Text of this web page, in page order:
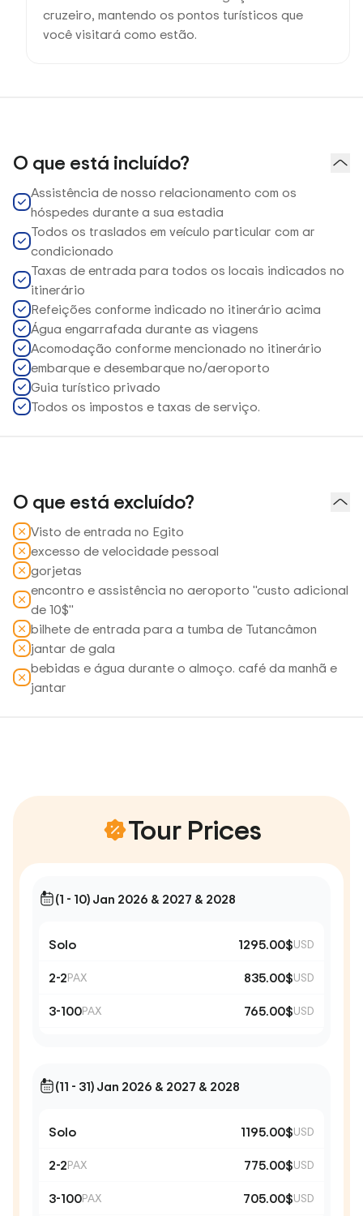
cruzeiro, mantendo os pontos turísticos que
você visitará como estão.
O que está incluído?
Assistência de nosso relacionamento com os
hóspedes durante a sua estadia
Todos os traslados em veículo particular com ar
condicionado
Taxas de entrada para todos os locais indicados no
itinerário
Refeições conforme indicado no itinerário acima
Água engarrafada durante as viagens
Acomodação conforme mencionado no itinerário
embarque e desembarque no/aeroporto
Guia turístico privado
Todos os impostos e taxas de serviço.
O que está excluído?
Visto de entrada no Egito
excesso de velocidade pessoal
gorjetas
encontro e assistência no aeroporto "custo adicional
de 10$"
bilhete de entrada para a tumba de Tutancâmon
jantar de gala
bebidas e água durante o almoço. café da manhã e
jantar
Tour Prices
(1 - 10) Jan 2026 & 2027 & 2028
Solo 1295.00$USD
2-2PAX 835.00$USD
3-100PAX 765.00$USD
(11 - 31) Jan 2026 & 2027 & 2028
Solo 1195.00$USD
2-2PAX 775.00$USD
3-100PAX 705.00$USD